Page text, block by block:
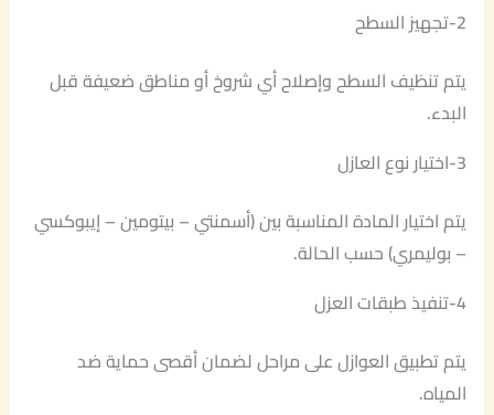
2-تجهيز السطح
يتم تنظيف السطح وإصلاح أي شروخ أو مناطق ضعيفة قبل
البدء.
3-اختيار نوع العازل
يتم اختيار المادة المناسبة بين (أسمنتي – بيتومين – إيبوكسي
– بوليمري) حسب الحالة.
4-تنفيذ طبقات العزل
يتم تطبيق العوازل على مراحل لضمان أقصى حماية ضد
المياه.